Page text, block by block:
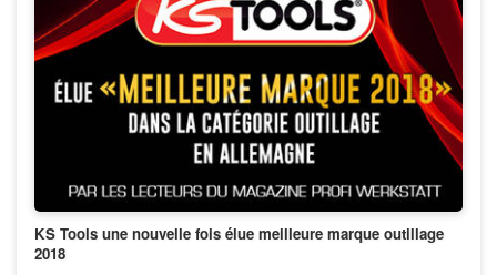
KS Tools une nouvelle fois élue meilleure marque outillage
2018